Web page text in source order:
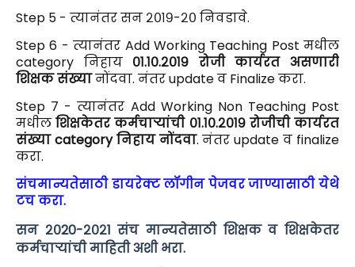
Step 5 - त्यानंतर सन २०१९-२० निवडावे.
Step 6 - त्यानंतर Add Working Teaching Post मधील
category निहाय ०१.१०.२०१९ रोजी कार्यरत असणारी
शिक्षक संख्यानोंदवा. नंतर update व Finalize करा.
Step 7 - त्यानंतर Add Working Non Teaching Post
मधीलशिक्षकेतर कर्मचाऱ्यांची ०१.१०.२०१९ रोजीची कार्यरत
संख्या category निहाय नोंदवा. नंतर update व finalize
करा.
संचमान्यतेसाठी डायरेक्ट लॉगीन पेजवर जाण्यासाठी येथे
टच करा.
सन २०20-२०२1 संच मान्यतेसाठी शिक्षक व शिक्षकेतर
कर्मचाऱ्यांची माहिती अशी भरा.